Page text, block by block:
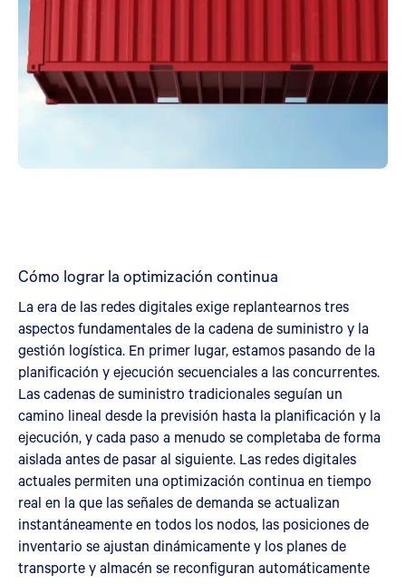
Cómo lograr la optimización continua
La era de las redes digitales exige replantearnos tres
aspectos fundamentales de la cadena de suministro y la
gestión logística. En primer lugar, estamos pasando de la
planificación y ejecución secuenciales a las concurrentes.
Las cadenas de suministro tradicionales seguían un
camino lineal desde la previsión hasta la planificación y la
ejecución, y cada paso a menudo se completaba de forma
aislada antes de pasar al siguiente. Las redes digitales
actuales permiten una optimización continua en tiempo
real en la que las señales de demanda se actualizan
instantáneamente en todos los nodos, las posiciones de
inventario se ajustan dinámicamente y los planes de
transporte y almacén se reconfiguran automáticamente